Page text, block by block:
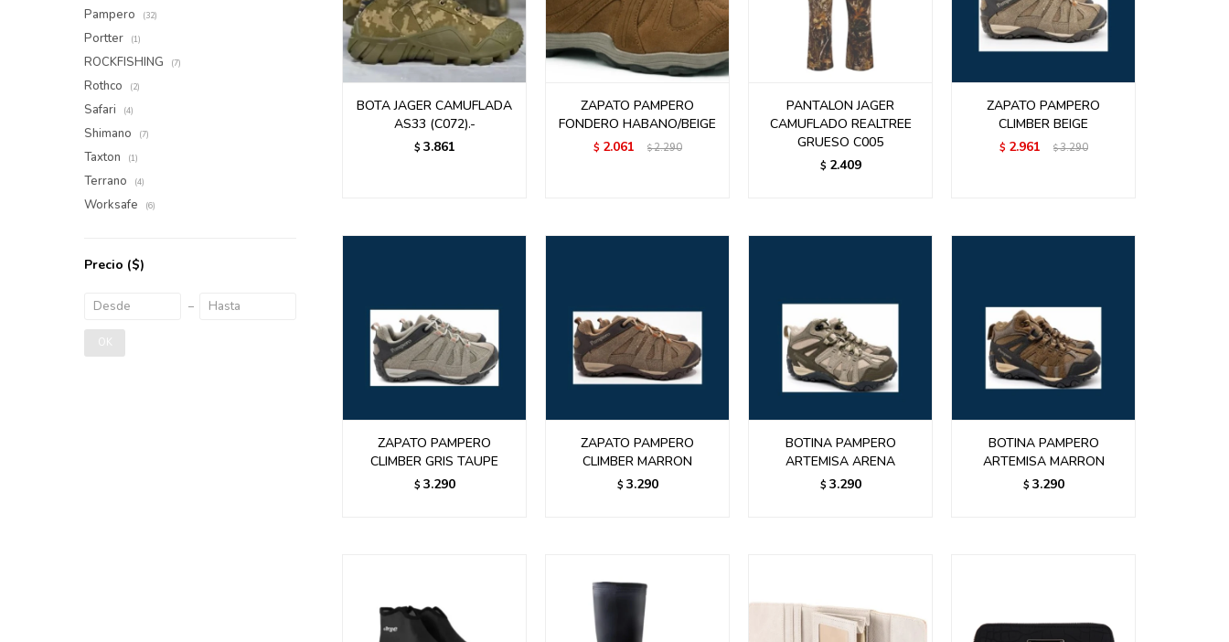
BOTA JAGER CAMUFLADA
AS33 (C072).-
$ 3.861
ZAPATO PAMPERO
FONDERO HABANO/BEIGE
$ 2.061 $2.290
PANTALON JAGER
CAMUFLADO REALTREE
GRUESO C005
$ 2.409
ZAPATO PAMPERO
CLIMBER BEIGE
$ 2.961 $3.290
ZAPATO PAMPERO
CLIMBER GRIS TAUPE
$ 3.290
ZAPATO PAMPERO
CLIMBER MARRON
$ 3.290
BOTINA PAMPERO
ARTEMISA ARENA
$ 3.290
BOTINA PAMPERO
ARTEMISA MARRON
$ 3.290
Pampero (32)
Portter (1)
ROCKFISHING (7)
Rothco (2)
Safari (4)
Shimano (7)
Taxton (1)
Terrano (4)
Worksafe (6)
Precio ($)
OK